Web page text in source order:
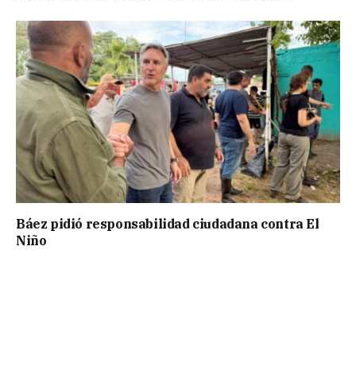
Báez pidió responsabilidad ciudadana contra El
Niño